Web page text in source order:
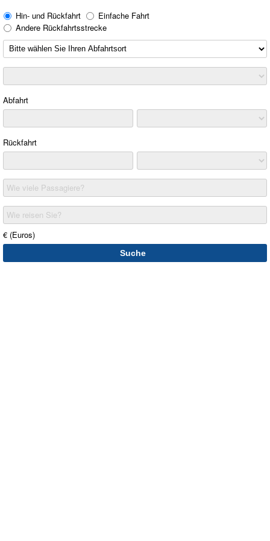
Hin- und Rückfahrt
Einfache Fahrt
Andere Rückfahrtsstrecke
Abfahrt
Rückfahrt
Wie viele Passagiere?
Wie reisen Sie?
€ (Euros)
Suche